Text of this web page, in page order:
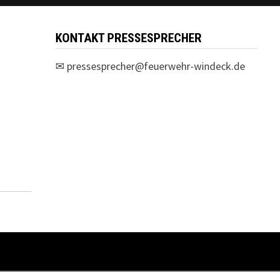
KONTAKT PRESSESPRECHER
✉ pressesprecher@feuerwehr-windeck.de